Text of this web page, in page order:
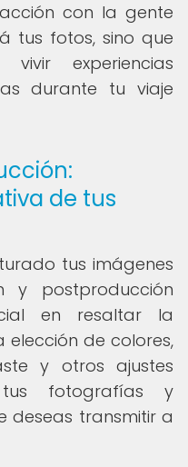
con la gente
tus fotos, sino que
experiencias
durante tu viaje
de tus
tus imágenes
y postproducción
en resaltar la
elección de colores,
y otros ajustes
tus fotografías y
deseas transmitir a